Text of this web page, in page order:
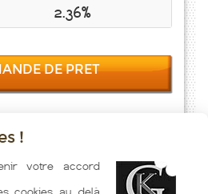
2.36%
DE PRET
toutes les semaines. Taux
partenaires bancaires. Meilleur Taux
!
votre accord